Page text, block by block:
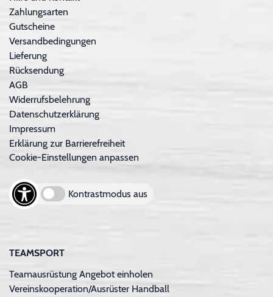
Zahlungsarten
Gutscheine
Versandbedingungen
Lieferung
Rücksendung
AGB
Widerrufsbelehrung
Datenschutzerklärung
Impressum
Erklärung zur Barrierefreiheit
Cookie-Einstellungen anpassen
Kontrastmodus aus
TEAMSPORT
Teamausrüstung Angebot einholen
Vereinskooperation/Ausrüster Handball